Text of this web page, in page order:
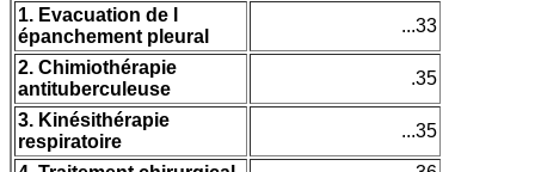
1. Evacuation de l
épanchement pleural
...33
2. Chimiothérapie
antituberculeuse
.35
3. Kinésithérapie
respiratoire
...35